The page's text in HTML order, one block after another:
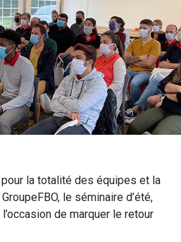
la totalité des équipes et la
le séminaire d’été,
de marquer le retour